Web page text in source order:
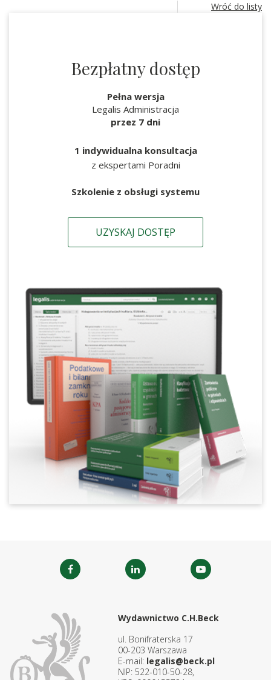
Wróć do listy
Bezpłatny dostęp
Pełna wersja
Legalis Administracja
przez 7 dni
1 indywidualna konsultacja
z ekspertami Poradni
Szkolenie z obsługi systemu
UZYSKAJ DOSTĘP
Wydawnictwo C.H.Beck
ul. Bonifraterska 17
00-203 Warszawa
E-mail: legalis@beck.pl
NIP: 522-010-50-28,